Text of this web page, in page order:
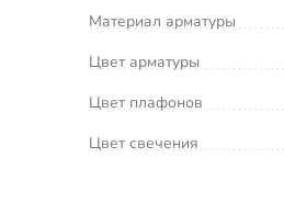
Материал арматуры
Цвет арматуры
Цвет плафонов
Цвет свечения